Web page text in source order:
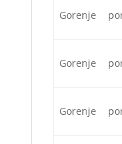
Gorenje
Gorenje
Gorenje